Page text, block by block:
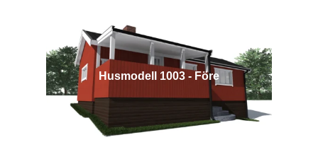
Husmodell 1003 - Före